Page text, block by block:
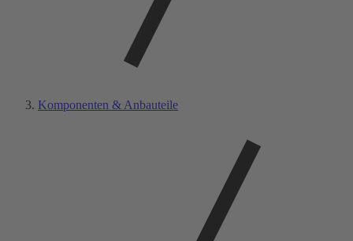
Komponenten & Anbauteile